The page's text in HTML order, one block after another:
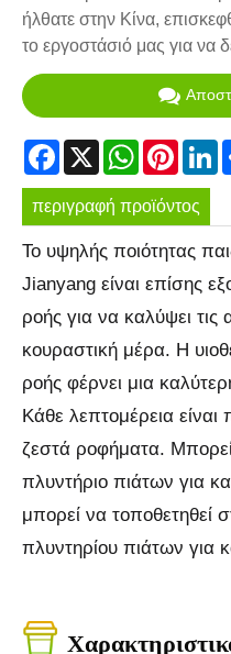
ήλθατε στην Κίνα,
το εργοστάσιό μας για να
Facebook
X WhatsApp
περιγραφή προϊόντος
Το υψηλής ποιότητας
Jianyang είναι επίσης
ροής για να καλύψει
κουραστική μέρα. Η
ροής φέρνει μια
Κάθε λεπτομέρεια
ζεστά ροφήματα.
πλυντήριο πιάτων για
μπορεί να τοποθετηθεί
πλυντηρίου πιάτων για